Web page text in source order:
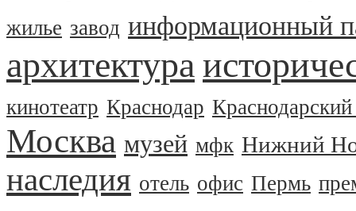
жилье завод информационный
архитектура
кинотеатр Краснодар
Москва музей мфк Нижний
наследия отель офис Пермь